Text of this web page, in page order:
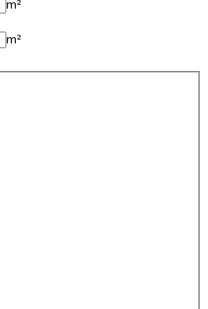
m²
m²